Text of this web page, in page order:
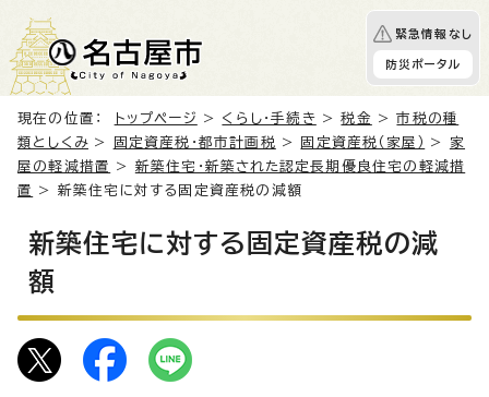
緊急情報なし
防災ポータル
現在の位置： トップページ > くらし・手続き >税金 >市税の種
類としくみ > 固定資産税・都市計画税 > 固定資産税（家屋） > 家
屋の軽減措置
> 新築住宅・新築された認定長期優良住宅の軽減措
置
> 新築住宅に対する固定資産税の減額
新築住宅に対する固定資産税の減
額